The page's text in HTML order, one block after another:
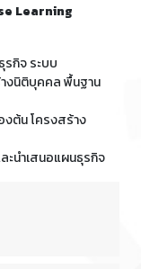
Learning
รกิจ ระบบ
างนิติบุคคล พื้นฐาน
งต้น โครงสร้าง
นำเสนอแผนธุรกิจ